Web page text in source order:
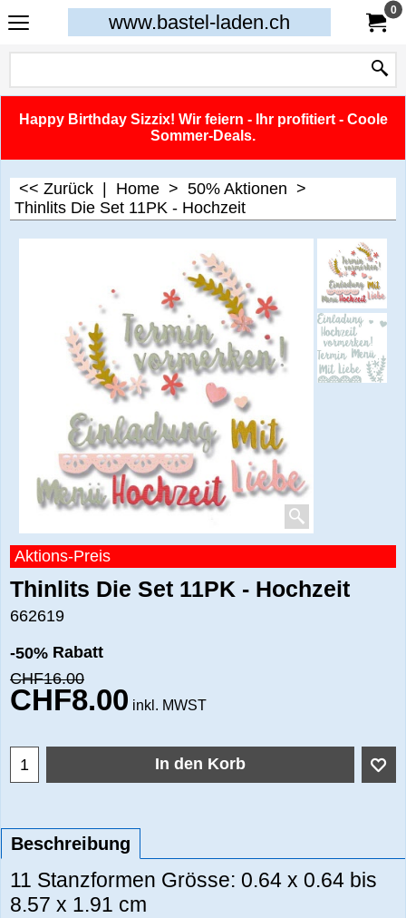
www.bastel-laden.ch
0
Happy Birthday Sizzix! Wir feiern - Ihr profitiert - Coole
Sommer-Deals.
<< Zurück Home > 50% Aktionen >
Thinlits Die Set 11PK - Hochzeit
Aktions-Preis
Thinlits Die Set 11PK - Hochzeit
662619
-50% Rabatt
CHF16.00
CHF8.00 inkl. MWST
In den Korb
Beschreibung
11 Stanzformen Grösse: 0.64 x 0.64 bis
8.57 x 1.91 cm